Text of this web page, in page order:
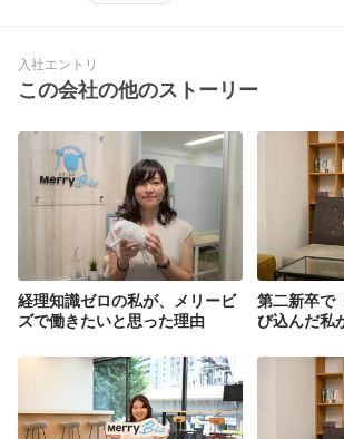
入社エントリ
この会社の他のストーリー
経理知識ゼロの私が、メリービ
ズで働きたいと思った理由
第二新卒で
び込んだ私
い